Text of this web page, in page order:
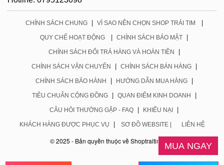
MUA NGAY
CHÍNH SÁCH CHUNG | VÌ SAO NÊN CHỌN SHOP TRÁI TIM |
QUY CHẾ HOẠT ĐỘNG | CHÍNH SÁCH BẢO MẬT |
CHÍNH SÁCH ĐỔI TRẢ HÀNG VÀ HOÀN TIỀN |
CHÍNH SÁCH VẬN CHUYỂN | CHÍNH SÁCH BÁN HÀNG |
CHÍNH SÁCH BẢO HÀNH | HƯỚNG DẪN MUA HÀNG |
TIÊU CHUẨN CỘNG ĐỒNG | QUAN ĐIỂM KINH DOANH |
CÂU HỎI THƯỜNG GẶP - FAQ | KHIẾU NẠI |
KHÁCH HÀNG ĐƯỢC PHỤC VỤ | SƠ ĐỒ WEBSITE | LIÊN HỆ
© 2025 - Bản quyền thuộc về Shoptraitim.com